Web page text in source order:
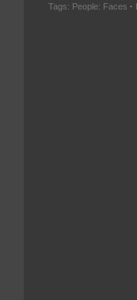
Tags: People: Faces ·